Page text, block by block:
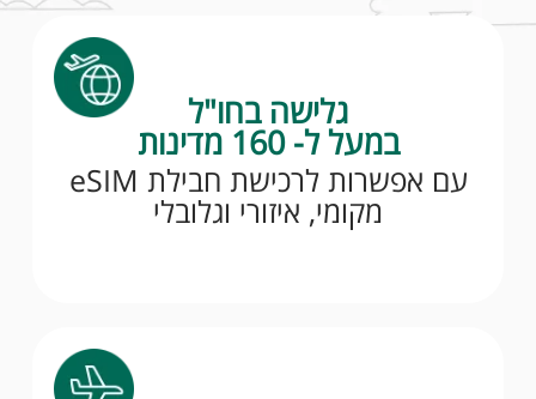
גלישה בחו"ל
במעל ל- 160 מדינות
עם אפשרות לרכישת חבילת eSIM
מקומי, איזורי וגלובלי